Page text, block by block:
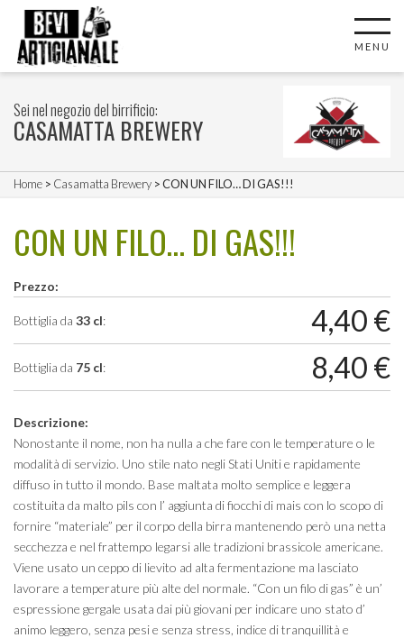
MENU
Sei nel negozio del birrificio:
CASAMATTA BREWERY
Home > Casamatta Brewery > CON UN FILO… DI GAS!!!
CON UN FILO… DI GAS!!!
Prezzo:
Bottiglia da 33 cl: 4,40 €
Bottiglia da 75 cl: 8,40 €
Descrizione:
Nonostante il nome, non ha nulla a che fare con le temperature o le
modalità di servizio. Uno stile nato negli Stati Uniti e rapidamente
diffuso in tutto il mondo. Base maltata molto semplice e leggera
costituita da malto pils con l’ aggiunta di fiocchi di mais con lo scopo di
fornire “materiale” per il corpo della birra mantenendo però una netta
secchezza e nel frattempo legarsi alle tradizioni brassicole americane.
Viene usato un ceppo di lievito ad alta fermentazione ma lasciato
lavorare a temperature più alte del normale. “Con un filo di gas” è un’
espressione gergale usata dai più giovani per indicare uno stato d’
animo leggero, senza pesi e senza stress, indice di tranquillità e